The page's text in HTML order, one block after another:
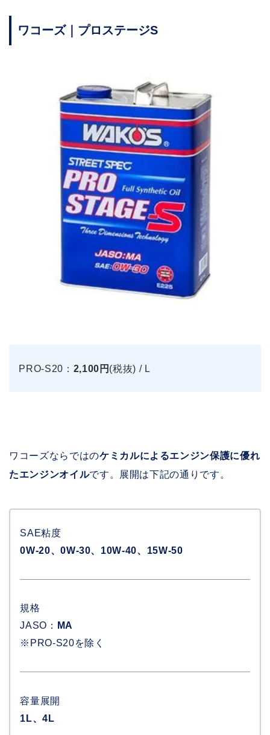
ワコーズ｜プロステージS
PRO-S20： 2,100円 (税抜) / L
ワコーズならではのケミカルによるエンジン保護に優れ
たエンジンオイルです。展開は下記の通りです。
SAE粘度
0W-20、0W-30、10W-40、15W-50
規格
JASO：
MA
※PRO-S20を除く
容量展開
1L、4L